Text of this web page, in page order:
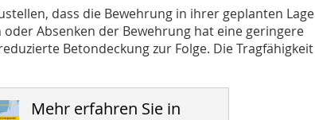
dass die Bewehrung in ihrer geplanten Lage
Absenken der Bewehrung hat eine geringere
Betondeckung zur Folge. Die Tragfähigkeit
Mehr erfahren Sie in